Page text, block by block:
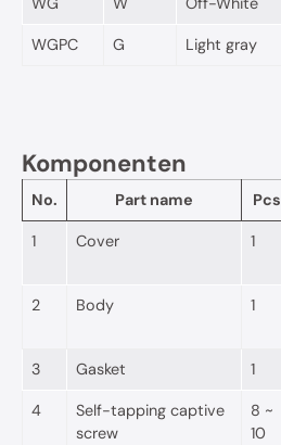
WGPC G Light gray
Komponenten
No. Part name Pcs
1 Cover 1
2 Body 1
3 Gasket 1
4
Self-tapping captive
screw
8 ~
10